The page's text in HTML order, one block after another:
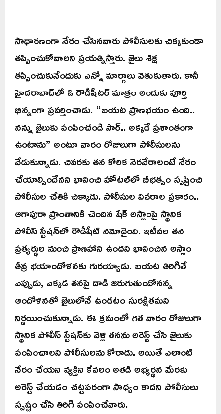
సాధారణంగా నేరం చేసినవారు పోలీసులకు చిక్కకుండా
తప్పించుకోవాలని ప్రయత్నిస్తారు. జైలు శిక్ష
తప్పించుకునేందుకు ఎన్నో మార్గాలు వెతుకుతారు. కానీ
హైదరాబాద్‌లో ఓ రౌడీషీటర్ మాత్రం అందుకు పూర్తి
భిన్నంగా ప్రవర్తించాడు. “బయట ప్రాణభయం ఉంది..
నన్ను జైలుకు పంపించండి సార్.. అక్కడే ప్రశాంతంగా
ఉంటాను” అంటూ వారం రోజులుగా పోలీసులను
వేడుకున్నాడు. చివరకు తన కోరిక నెరవేరాలంటే నేరం
చేయాల్సిందేనని భావించి హోటల్‌లో బీభత్సం సృష్టించి
పోలీసుల చేతికి చిక్కాడు. పోలీసుల వివరాల ప్రకారం..
ఆగాపురా ప్రాంతానికి చెందిన షేక్ అస్లాంపై స్థానిక
పోలీస్ స్టేషన్‌లో రౌడీషీట్ నమోదైంది. ఇటీవల తన
ప్రత్యర్థుల నుంచి ప్రాణహాని ఉందని భావించిన అస్లాం
తీవ్ర భయాందోళనకు గురయ్యాడు. బయట తిరిగితే
ఎప్పుడు, ఎక్కడ తనపై దాడి జరుగుతుందోనన్న
ఆందోళనతో జైలులోనే ఉండటం సురక్షితమని
నిర్ణయించుకున్నాడు. ఈ క్రమంలో గత వారం రోజులుగా
స్థానిక పోలీస్ స్టేషన్‌కు వెళ్లి తనను అరెస్ట్ చేసి జైలుకు
పంపించాలని పోలీసులను కోరాడు. అయితే ఎలాంటి
నేరం చేయని వ్యక్తిని కేవలం అతడి అభ్యర్థన మేరకు
అరెస్ట్ చేయడం చట్టపరంగా సాధ్యం కాదని పోలీసులు
స్పష్టం చేసి తిరిగి పంపించేవారు.